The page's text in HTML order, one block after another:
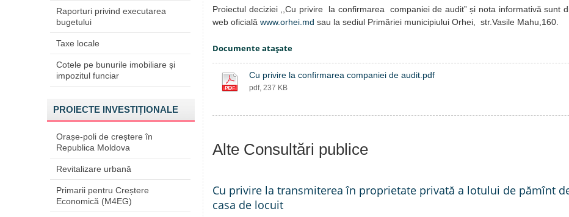
Raporturi privind executarea
bugetului
Taxe locale
Cotele pe bunurile imobiliare și
impozitul funciar
PROIECTE INVESTIȚIONALE
Orașe-poli de creștere în
Republica Moldova
Revitalizare urbană
Primarii pentru Creștere
Economică (M4EG)
Proiectul deciziei ,,Cu privire la confirmarea companiei de auditˮ și nota informativă sunt
web oficială www.orhei.md sau la sediul Primăriei municipiului Orhei, str.Vasile Mahu,160.
Documente ataşate
Cu privire la confirmarea companiei de audit.pdf
pdf, 237 KB
Alte Consultări publice
Cu privire la transmiterea în proprietate privată a lotului de pămînt
casa de locuit